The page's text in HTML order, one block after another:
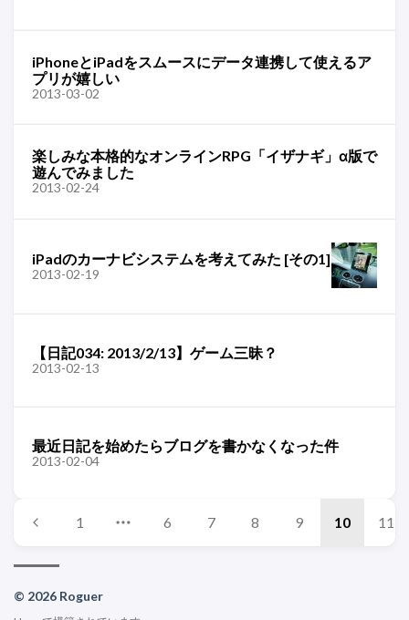
iPhoneとiPadをスムースにデータ連携して使えるア
プリが嬉しい
2013-03-02
楽しみな本格的なオンラインRPG「イザナギ」α版で
遊んでみました
2013-02-24
iPadのカーナビシステムを考えてみた [その1]
2013-02-19
【日記034: 2013/2/13】ゲーム三昧？
2013-02-13
最近日記を始めたらブログを書かなくなった件
2013-02-04
1 6 7 8 9 10 11
© 2026 Roguer